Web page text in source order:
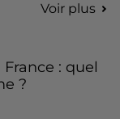
Voir plus
: quel
?